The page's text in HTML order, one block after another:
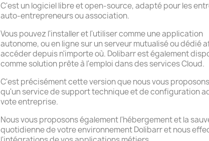
C'est un logiciel libre et open-source, adapté pour les
auto-entrepreneurs ou association.
Vous pouvez l'installer et l'utiliser comme une application
autonome, ou en ligne sur un serveur mutualisé ou dédié
accéder depuis n'importe où. Dolibarr est également
comme solution prête à l'emploi dans des services Cloud.
C'est précisément cette version que nous vous
qu'un service de support technique et de configuration
vote entreprise.
Nous vous proposons également l'hébergement et la
quotidienne de votre environnement Dolibarr et nous